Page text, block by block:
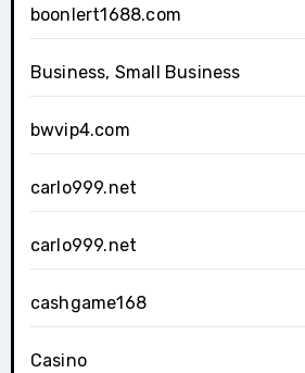
boonlert1688.com
Business, Small Business
bwvip4.com
carlo999.net
carlo999.net
cashgame168
Casino